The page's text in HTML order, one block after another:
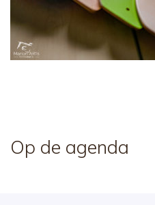
Op de agenda